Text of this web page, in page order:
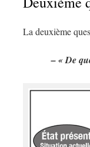
La deuxième
– « De